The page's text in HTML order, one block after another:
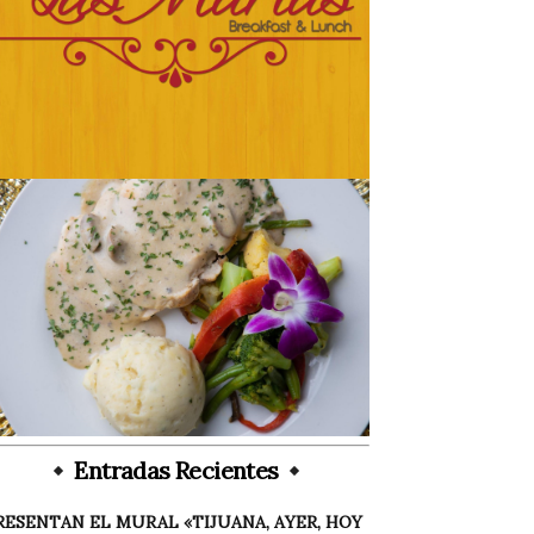
Entradas Recientes
EL MURAL «TIJUANA, AYER, HOY